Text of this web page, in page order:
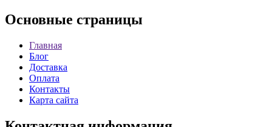
Основные страницы
Главная
Блог
Доставка
Оплата
Контакты
Карта сайта